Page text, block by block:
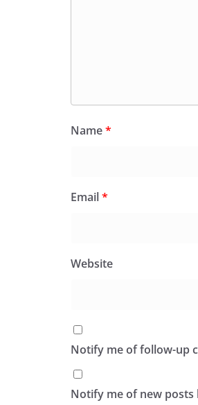
Name*
Email*
Website
Notify me of follow-up
Notify me of new posts